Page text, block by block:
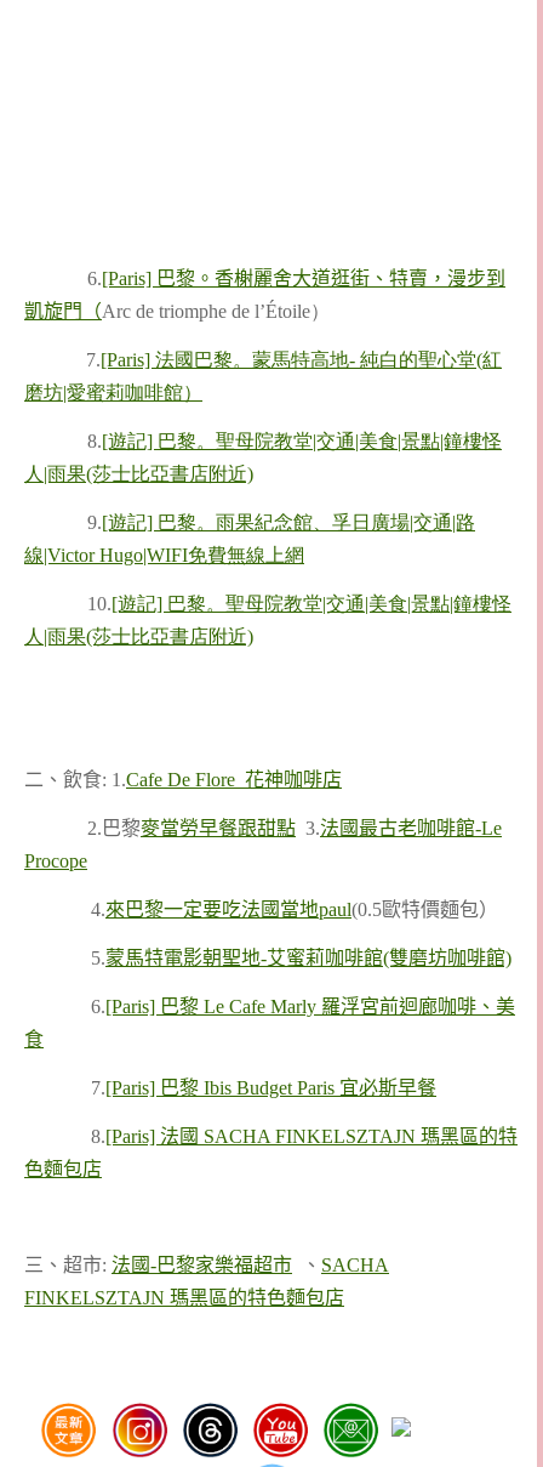
6.[Paris] 巴黎。香榭麗舍大道逛街、特賣，漫步到
凱旋門（Arc de triomphe de l’Étoile）
7.[Paris] 法國巴黎。蒙馬特高地- 純白的聖心堂(紅
磨坊|愛蜜莉咖啡館）
8.[遊記] 巴黎。聖母院教堂|交通|美食|景點|鐘樓怪
人|雨果(莎士比亞書店附近)
9.[遊記] 巴黎。雨果紀念館、孚日廣場|交通|路
線|Victor Hugo|WIFI免費無線上網
10.[遊記] 巴黎。聖母院教堂|交通|美食|景點|鐘樓怪
人|雨果(莎士比亞書店附近)
二、飲食: 1.Cafe De Flore 花神咖啡店
2.巴黎麥當勞早餐跟甜點 3.法國最古老咖啡館-Le
Procope
4.來巴黎一定要吃法國當地paul(0.5歐特價麵包）
5.蒙馬特電影朝聖地-艾蜜莉咖啡館(雙磨坊咖啡館)
6.[Paris] 巴黎 Le Cafe Marly 羅浮宮前迴廊咖啡、美
食
7.[Paris] 巴黎 Ibis Budget Paris 宜必斯早餐
8.[Paris] 法國 SACHA FINKELSZTAJN 瑪黑區的特
色麵包店
三、超市: 法國-巴黎家樂福超市 、 SACHA
FINKELSZTAJN 瑪黑區的特色麵包店